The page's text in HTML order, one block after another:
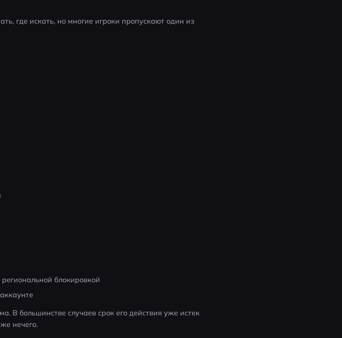
где искать, но многие игроки пропускают один из
блокировкой
В большинстве случаев срок его действия уже истек
нечего.